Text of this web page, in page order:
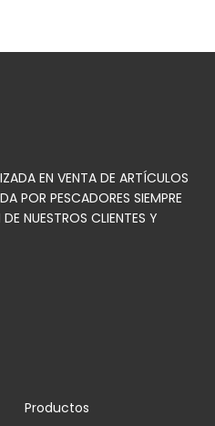
EN VENTA DE ARTÍCULOS
POR PESCADORES SIEMPRE
NUESTROS CLIENTES Y
Productos